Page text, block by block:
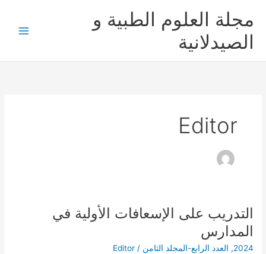
المحتوى
مجلة العلوم الطبية و
الصيدلانية
Editor
التدريب على الإسعافات الأولية في
المدارس
2024
, العدد الرابع-المجلد الثامن /
Editor
التدريب
على
الإسعافات
الأولية